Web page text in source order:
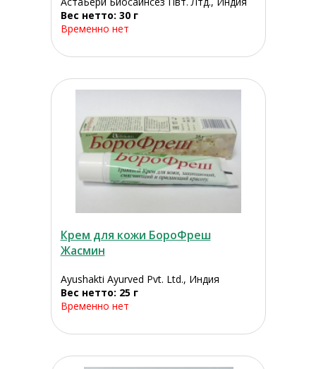
Вес нетто: 30 г
Временно нет
Крем для кожи БороФреш
Жасмин
Ayushakti Ayurved Pvt. Ltd., Индия
Вес нетто: 25 г
Временно нет